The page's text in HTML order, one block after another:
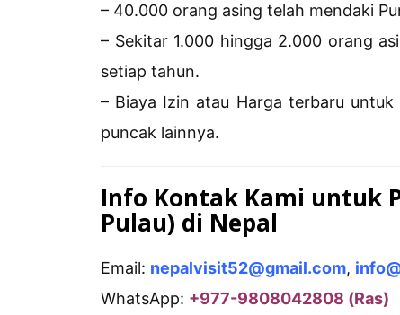
– 40.000 orang asing telah mendaki
– Sekitar 1.000 hingga 2.000 orang
setiap tahun.
– Biaya Izin atau Harga terbaru
puncak lainnya.
Info Kontak Kami untuk
Pulau) di Nepal
Email: nepalvisit52@gmail.com,
WhatsApp: +977-9808042808 (Ras)